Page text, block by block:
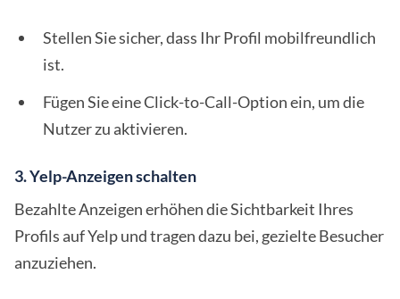
Stellen Sie sicher, dass Ihr Profil mobilfreundlich
ist.
Fügen Sie eine Click-to-Call-Option ein, um die
Nutzer zu aktivieren.
3. Yelp-Anzeigen schalten
Bezahlte Anzeigen erhöhen die Sichtbarkeit Ihres
Profils auf Yelp und tragen dazu bei, gezielte Besucher
anzuziehen.